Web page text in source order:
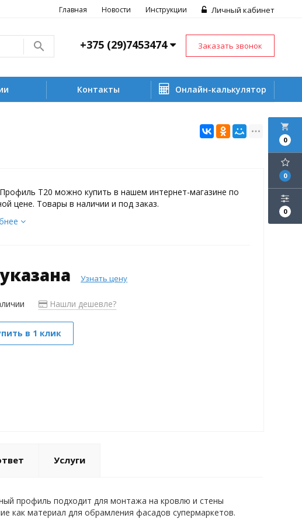
Личный кабинет
Главная Новости Инструкции
+375 (29)7453474 Заказать звонок
Контакты Онлайн-калькулятор
local_grocery_store
0
0
0
Профиль Т20 можно купить в нашем интернет-магазине по
цене. Товары в наличии и под заказ.
Узнать цену
Нашли дешевле?
в 1 клик
Услуги
профиль подходит для монтажа на кровлю и стены
как материал для обрамления фасадов супермаркетов.